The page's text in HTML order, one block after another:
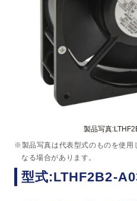
製品写真
※製品写真は代表型式のものを使用
なる場合があります。
型式:LTHF2B2-